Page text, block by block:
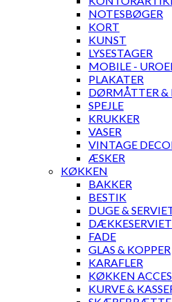
NOTESBØGER
KORT
KUNST
LYSESTAGER
MOBILE -
PLAKATER
DØRMÅTTER &
SPEJLE
KRUKKER
VASER
VINTAGE
ÆSKER
KØKKEN
BAKKER
BESTIK
DUGE &
FADE
GLAS & KOPPER
KARAFLER
KØKKEN
KURVE &